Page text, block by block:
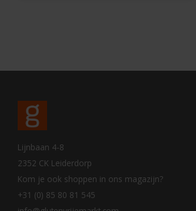
Lijnbaan 4-8
2352 CK Leiderdorp
Kom je ook shoppen in ons magazijn?
+31 (0) 85 80 81 545